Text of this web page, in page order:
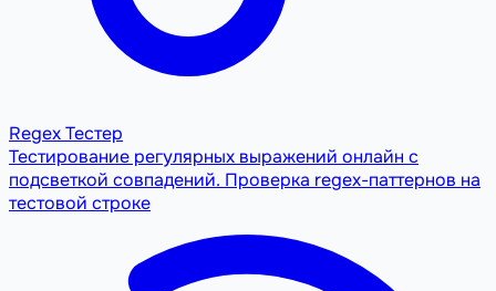
Regex Тестер
Тестирование регулярных выражений онлайн с
подсветкой совпадений. Проверка regex-паттернов на
тестовой строке